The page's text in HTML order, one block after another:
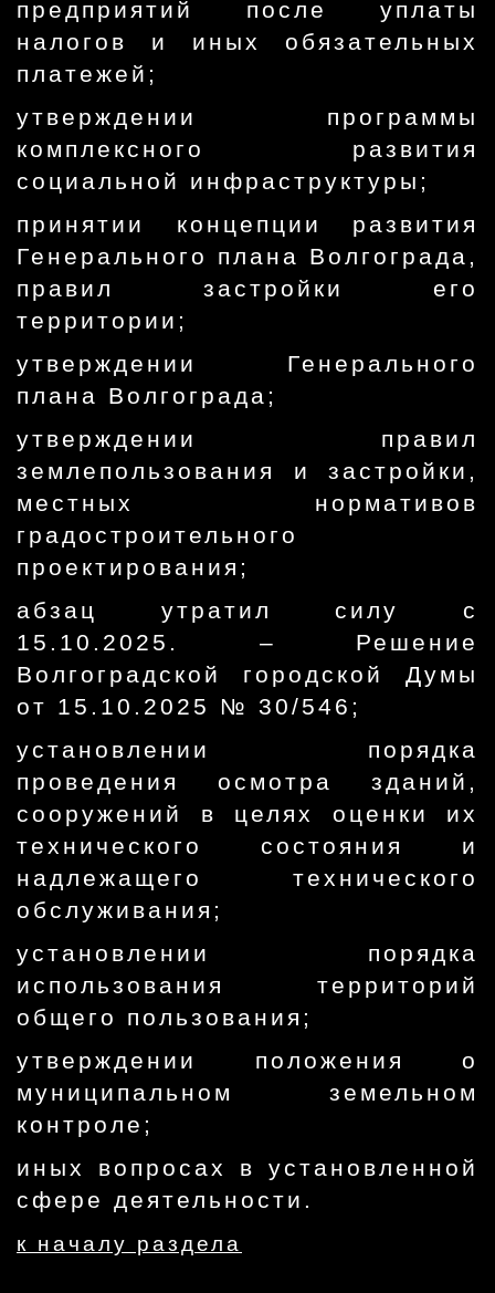
предприятий после уплаты
налогов и иных обязательных
платежей;
утверждении программы
комплексного развития
социальной инфраструктуры;
принятии концепции развития
Генерального плана Волгограда,
правил застройки его
территории;
утверждении Генерального
плана Волгограда;
утверждении правил
землепользования и застройки,
местных нормативов
градостроительного
проектирования;
абзац утратил силу с
15.10.2025. – Решение
Волгоградской городской Думы
от 15.10.2025 № 30/546;
установлении порядка
проведения осмотра зданий,
сооружений в целях оценки их
технического состояния и
надлежащего технического
обслуживания;
установлении порядка
использования территорий
общего пользования;
утверждении положения о
муниципальном земельном
контроле;
иных вопросах в установленной
сфере деятельности.
к началу раздела